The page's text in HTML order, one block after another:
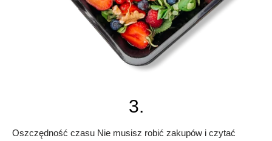
3.
Oszczędność czasu Nie musisz robić zakupów i czytać